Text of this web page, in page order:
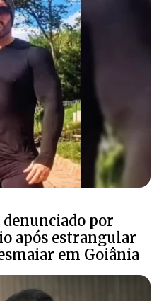
por
após estrangular
em Goiânia